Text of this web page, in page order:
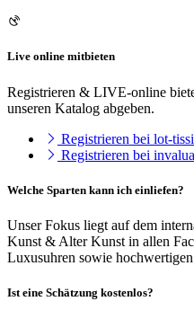
Live online mitbieten
Registrieren & LIVE-online
unseren Katalog abgeben.
Registrieren bei lot-
Registrieren bei
Welche Sparten kann ich einliefen?
Unser Fokus liegt auf dem
Kunst & Alter Kunst in allen
Luxusuhren sowie
Ist eine Schätzung kostenlos?